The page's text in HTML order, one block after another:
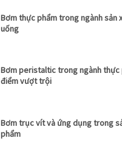
Bơm thực phẩm trong ngành sản
uống
Bơm peristaltic trong ngành thực
điểm vượt trội
Bơm trục vít và ứng dụng trong
phẩm